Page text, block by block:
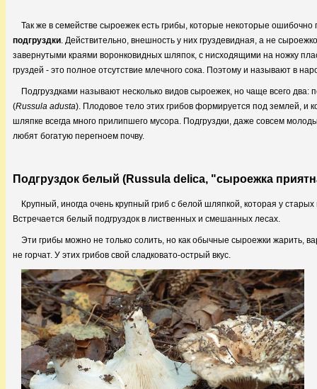
Так же в семействе сыроежек есть грибы, которые некоторые
подгруздки. Действительно, внешность у них груздевидная, а не
завернутыми краями воронковидных шляпок, с нисходящими на ножку
груздей - это полное отсутствие млечного сока. Поэтому и называют в
Подгруздками называют несколько видов сыроежек, но чаще всего
(Russula adusta). Плодовое тело этих грибов формируется под землей, и
шляпке всегда много прилипшего мусора. Подгруздки, даже совсем
любят богатую перегноем почву.
Подгруздок белый (Russula delica, "сыроежка
Крупный, иногда очень крупный гриб с белой шляпкой, которая у
Встречается белый подгруздок в лиственных и смешанных лесах.
Эти грибы можно не только солить, но как обычные сыроежки жарить,
не горчат. У этих грибов свой сладковато-острый вкус.